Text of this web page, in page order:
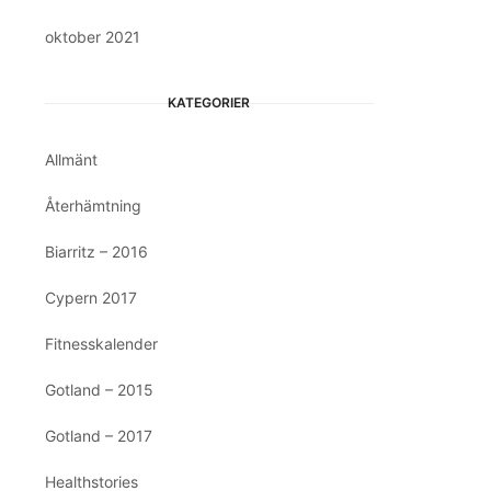
oktober 2021
KATEGORIER
Allmänt
Återhämtning
Biarritz – 2016
Cypern 2017
Fitnesskalender
Gotland – 2015
Gotland – 2017
Healthstories